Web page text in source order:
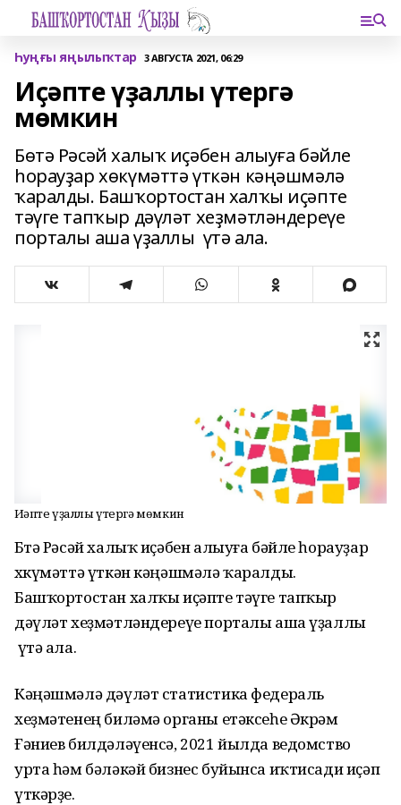
Һуңғы яңылыҡтар 3 АВГУСТА 2021, 06:29
Иҫәпте үҙаллы үтергә
мөмкин
Бөтә Рәсәй халыҡ иҫәбен алыуға бәйле
һорауҙар хөкүмәттә үткән кәңәшмәлә
ҡаралды. Башҡортостан халҡы иҫәпте
тәүге тапҡыр дәүләт хеҙмәтләндереүе
порталы аша үҙаллы үтә ала.
Иҫәпте үҙаллы үтергә мөмкин
Бөтә Рәсәй халыҡ иҫәбен алыуға бәйле һорауҙар
хөкүмәттә үткән кәңәшмәлә ҡаралды.
Башҡортостан халҡы иҫәпте тәүге тапҡыр
дәүләт хеҙмәтләндереүе порталы аша үҙаллы
үтә ала.
Кәңәшмәлә дәүләт статистика федераль
хеҙмәтенең биләмә органы етәксеһе Әкрәм
Ғәниев билдәләүенсә, 2021 йылда ведомство
урта һәм бәләкәй бизнес буйынса иҡтисади иҫәп
үткәрҙе.